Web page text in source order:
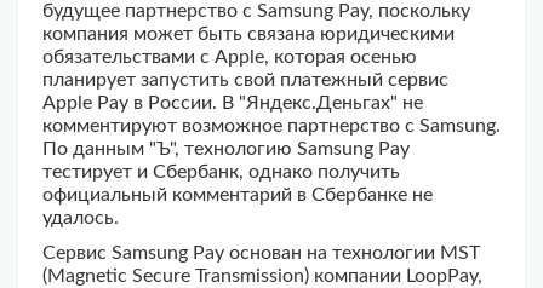
будущее партнерство с Samsung Pay, поскольку
компания может быть связана юридическими
обязательствами с Apple, которая осенью
планирует запустить свой платежный сервис
Apple Pay в России. В "Яндекс.Деньгах" не
комментируют возможное партнерство с Samsung.
По данным "Ъ", технологию Samsung Pay
тестирует и Сбербанк, однако получить
официальный комментарий в Сбербанке не
удалось.
Сервис Samsung Pay основан на технологии MST
(Magnetic Secure Transmission) компании LoopPay,